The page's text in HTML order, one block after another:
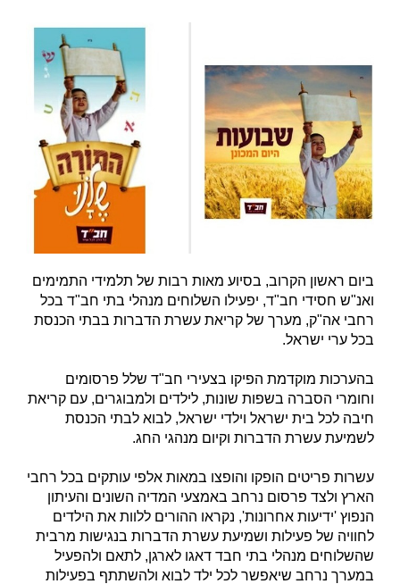
ביום ראשון הקרוב, בסיוע מאות רבות של תלמידי התמימים
ואנ"ש חסידי חב"ד, יפעילו השלוחים מנהלי בתי חב"ד בכל
רחבי אה"ק, מערך של קריאת עשרת הדברות בבתי הכנסת
בכל ערי ישראל.
בהערכות מוקדמת הפיקו בצעירי חב"ד שלל פרסומים
וחומרי הסברה בשפות שונות, לילדים ולמבוגרים, עם קריאת
חיבה לכל בית ישראל וילדי ישראל, לבוא לבתי הכנסת
לשמיעת עשרת הדברות וקיום מנהגי החג.
עשרות פריטים הופקו והופצו במאות אלפי עותקים בכל רחבי
הארץ ולצד פרסום נרחב באמצעי המדיה השונים והעיתון
הנפוץ 'ידיעות אחרונות', נקראו ההורים ללוות את הילדים
לחוויה של פעילות ושמיעת עשרת הדברות בנגישות מרבית
שהשלוחים מנהלי בתי חבד דאגו לארגן, לתאם ולהפעיל
במערך נרחב שיאפשר לכל ילד לבוא ולהשתתף בפעילות